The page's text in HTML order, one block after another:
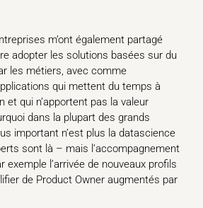
m’ont également partagé
adopter les solutions basées sur du
les métiers, avec comme
qui mettent du temps à
et qui n’apportent pas la valeur
dans la plupart des grands
important n’est plus la datascience
sont là – mais l’accompagnement
exemple l’arrivée de nouveaux profils
de Product Owner augmentés par